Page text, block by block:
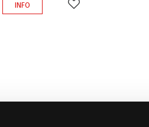
INFO Lägg till i favoriter